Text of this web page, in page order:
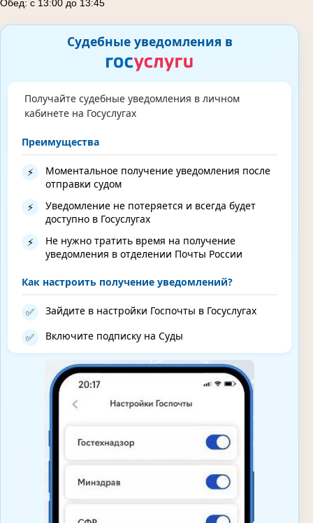
Обед: с 13:00 до 13:45
Судебные уведомления в
Получайте судебные уведомления в личном
кабинете на Госуслугах
Преимущества
⚡
Моментальное получение уведомления после
отправки судом
⚡
Уведомление не потеряется и всегда будет
доступно в Госуслугах
⚡
Не нужно тратить время на получение
уведомления в отделении Почты России
Как настроить получение уведомлений?
✅ Зайдите в настройки Госпочты в Госуслугах
✅ Включите подписку на Суды